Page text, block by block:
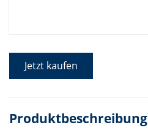
Jetzt kaufen
Produktbeschreibung